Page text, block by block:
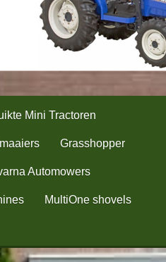
Mini Tractoren
Grasshopper
Automowers
MultiOne shovels